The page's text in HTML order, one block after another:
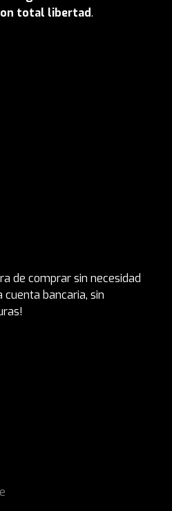
total libertad.
de comprar sin necesidad
bancaria, sin